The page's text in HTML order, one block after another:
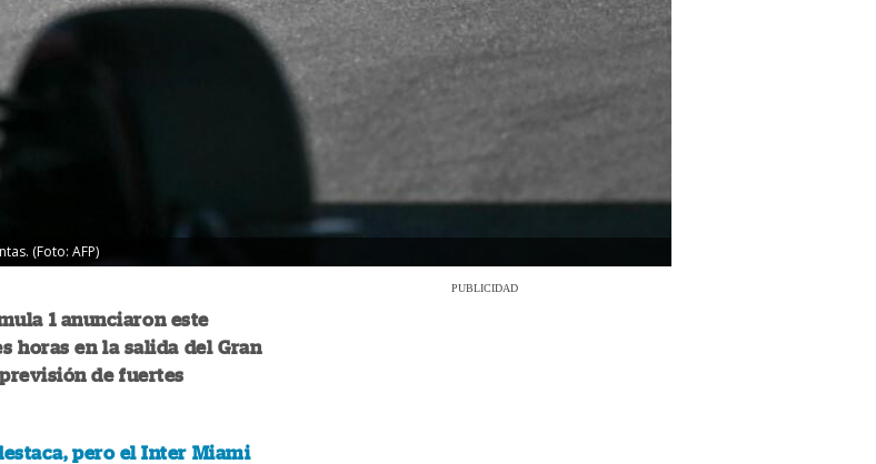
(Foto: AFP)
1 anunciaron este
horas en la salida del Gran
de fuertes
pero el Inter Miami
PUBLICIDAD